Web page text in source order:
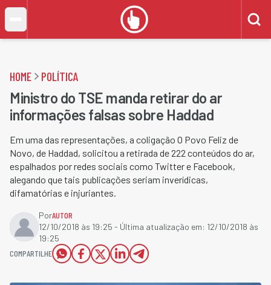
HOME POLÍTICA
Ministro do TSE manda retirar do ar
informações falsas sobre Haddad
Em uma das representações, a coligação O Povo Feliz de
Novo, de Haddad, solicitou a retirada de 222 conteúdos do ar,
espalhados por redes sociais como Twitter e Facebook,
alegando que tais publicações seriam inverídicas,
difamatórias e injuriantes.
PorAUTOR
12/10/2018 às 19:25 - Última atualização em: 12/10/2018 às
19:25
COMPARTILHE